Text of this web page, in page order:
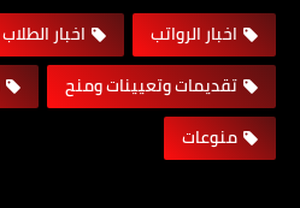
اخبار الرواتب اخبار الطلاب
تقديمات وتعيينات ومنح
منوعات